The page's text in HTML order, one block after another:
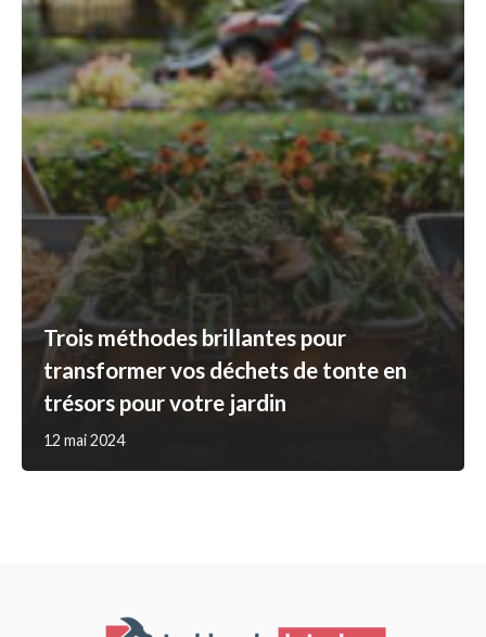
Trois méthodes brillantes pour
transformer vos déchets de tonte en
trésors pour votre jardin
12 mai 2024